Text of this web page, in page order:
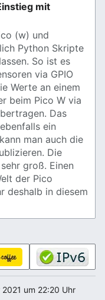
mit
(w) und
Python Skripte
So ist es
via GPIO
Werte an einem
beim Pico W via
Das
ein
man auch die
Die
groß. Einen
der Pico
deshalb in diesem
um 22:20 Uhr